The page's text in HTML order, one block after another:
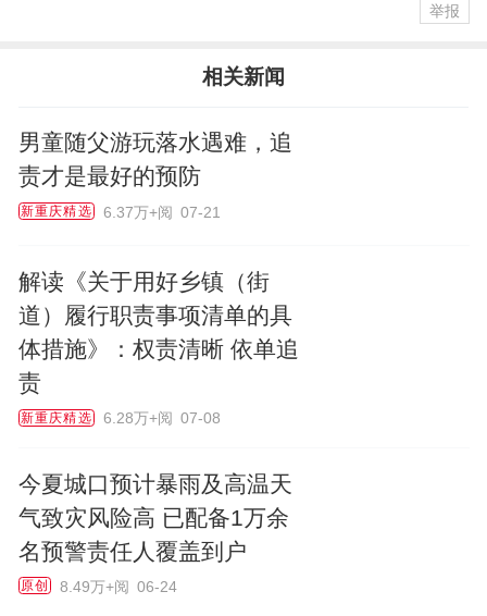
举报
相关新闻
男童随父游玩落水遇难，追
责才是最好的预防
新重庆精选 6.37万+阅 07-21
解读《关于用好乡镇（街
道）履行职责事项清单的具
体措施》：权责清晰 依单追
责
新重庆精选 6.28万+阅 07-08
今夏城口预计暴雨及高温天
气致灾风险高 已配备1万余
名预警责任人覆盖到户
原创 8.49万+阅 06-24